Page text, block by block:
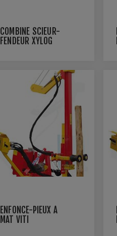
COMBINÉ SCIEUR-
FENDEUR XYLOG
ENFONCE-PIEUX À
MAT VITI